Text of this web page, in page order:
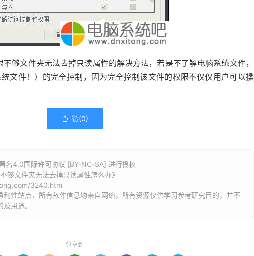
文件夹无法去掉只读属性的解决方法，若是不了解电脑系统文件，
文件！）的完全控制，因为完全控制该文件的权限不仅仅用户可以操
 赞(0)
名4.0国际许可协议 [BY-NC-SA] 进行授权
够文件夹无法去掉只读属性怎么办》
3240.html
利性站点，所有软件信息均来自网络，所有资源仅供学习参考研究目的，并不
用途。
分享到